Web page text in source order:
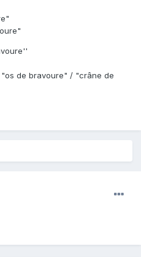
de bravoure" / "crâne de